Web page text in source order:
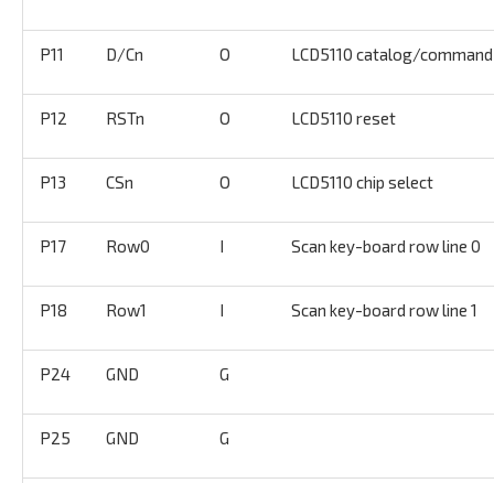
P11 D/Cn O LCD5110 catalog/
P12 RSTn O LCD5110 reset
P13 CSn O LCD5110 chip select
P17 Row0 I Scan key-board row line 0
P18 Row1 I Scan key-board row line 1
P24 GND G
P25 GND G